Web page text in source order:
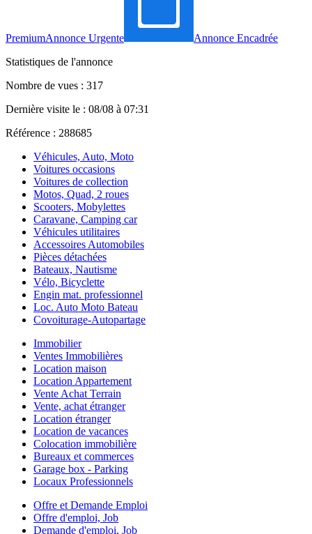
PremiumAnnonce Urgente
Annonce Encadrée
Statistiques de l'annonce
Nombre de vues : 317
Dernière visite le : 08/08 à 07:31
Référence : 288685
Véhicules, Auto, Moto
Voitures occasions
Voitures de collection
Motos, Quad, 2 roues
Scooters, Mobylettes
Caravane, Camping car
Véhicules utilitaires
Accessoires Automobiles
Pièces détachées
Bateaux, Nautisme
Vélo, Bicyclette
Engin mat. professionnel
Loc. Auto Moto Bateau
Covoiturage-Autopartage
Immobilier
Ventes Immobilières
Location maison
Location Appartement
Vente Achat Terrain
Vente, achat étranger
Location étranger
Location de vacances
Colocation immobilière
Bureaux et commerces
Garage box - Parking
Locaux Professionnels
Offre et Demande Emploi
Offre d'emploi, Job
Demande d'emploi, Job